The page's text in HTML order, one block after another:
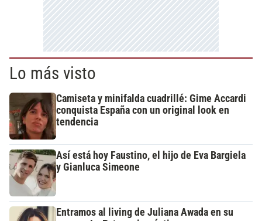
Lo más visto
Camiseta y minifalda cuadrillé: Gime Accardi
conquista España con un original look en
tendencia
Así está hoy Faustino, el hijo de Eva Bargiela
y Gianluca Simeone
Entramos al living de Juliana Awada en su